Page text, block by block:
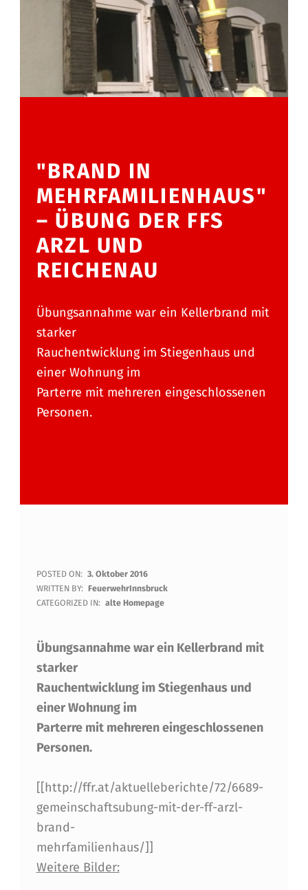
"BRAND IN
MEHRFAMILIENHAUS"
– ÜBUNG DER FFS
ARZL UND
REICHENAU
Übungsannahme war ein Kellerbrand mit
starker
Rauchentwicklung im Stiegenhaus und
einer Wohnung im
Parterre mit mehreren eingeschlossenen
Personen.
"
B
A
N
D
I
N
M
E
H
R
F
POSTED ON: 3. Oktober 2016
WRITTEN BY: FeuerwehrInnsbruck
CATEGORIZED IN: alte Homepage
Übungsannahme war ein Kellerbrand mit
starker
Rauchentwicklung im Stiegenhaus und
einer Wohnung im
Parterre mit mehreren eingeschlossenen
Personen.
[[http://ffr.at/aktuelleberichte/72/6689-
gemeinschaftsubung-mit-der-ff-arzl-
brand-
mehrfamilienhaus/]]
Weitere Bilder: